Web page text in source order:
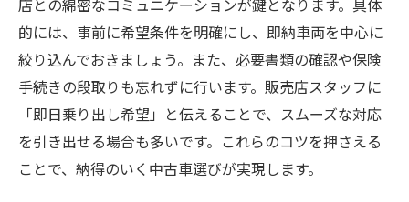
店との綿密なコミュニケーションが鍵となります。具体
的には、事前に希望条件を明確にし、即納車両を中心に
絞り込んでおきましょう。また、必要書類の確認や保険
手続きの段取りも忘れずに行います。販売店スタッフに
「即日乗り出し希望」と伝えることで、スムーズな対応
を引き出せる場合も多いです。これらのコツを押さえる
ことで、納得のいく中古車選びが実現します。